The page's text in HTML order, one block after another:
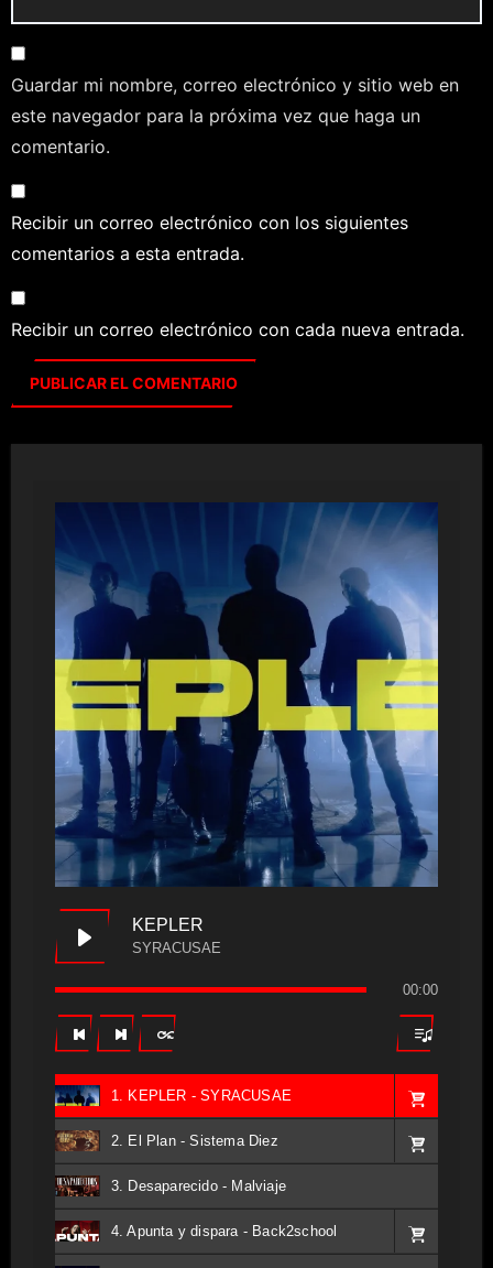
Guardar mi nombre, correo electrónico y sitio web en
este navegador para la próxima vez que haga un
comentario.
Recibir un correo electrónico con los siguientes
comentarios a esta entrada.
Recibir un correo electrónico con cada nueva entrada.
KEPLER
SYRACUSAE
00:00
1. KEPLER - SYRACUSAE
2. El Plan - Sistema Diez
3. Desaparecido - Malviaje
4. Apunta y dispara - Back2school